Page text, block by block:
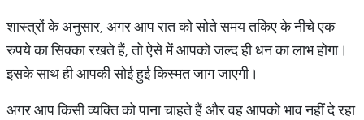
शास्त्रों के अनुसार, अगर आप रात को सोते समय तकिए के नीचे एक
रुपये का सिक्का रखते हैं, तो ऐसे में आपको जल्द ही धन का लाभ होगा।
इसके साथ ही आपकी सोई हुई किस्मत जाग जाएगी।
अगर आप किसी व्यक्ति को पाना चाहते हैं और वह आपको भाव नहीं दे रहा